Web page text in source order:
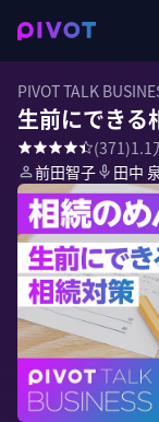
PIVOT TALK
生前にできる
(371)1.1
前田智子
田中